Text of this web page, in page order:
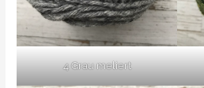
4 Grau meliert